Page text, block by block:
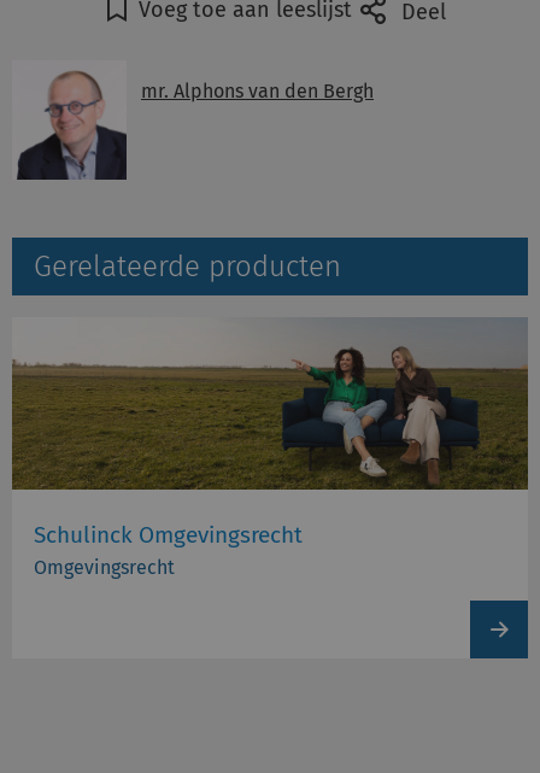
Voeg toe aan leeslijst Deel
mr. Alphons van den Bergh
Gerelateerde producten
Schulinck Omgevingsrecht
Omgevingsrecht